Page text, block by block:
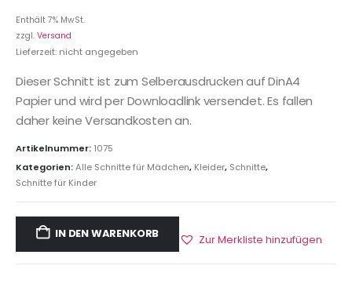
Enthält 7% MwSt.
zzgl. Versand
Lieferzeit: nicht angegeben
Dieser Schnitt ist zum Selberausdrucken auf DinA4
Papier und wird per Downloadlink versendet. Es fallen
daher keine Versandkosten an.
Artikelnummer: 1075
Kategorien:Alle Schnitte für Mädchen, Kleider, Schnitte,
Schnitte für Kinder
IN DEN WARENKORB Zur Merkliste hinzufügen